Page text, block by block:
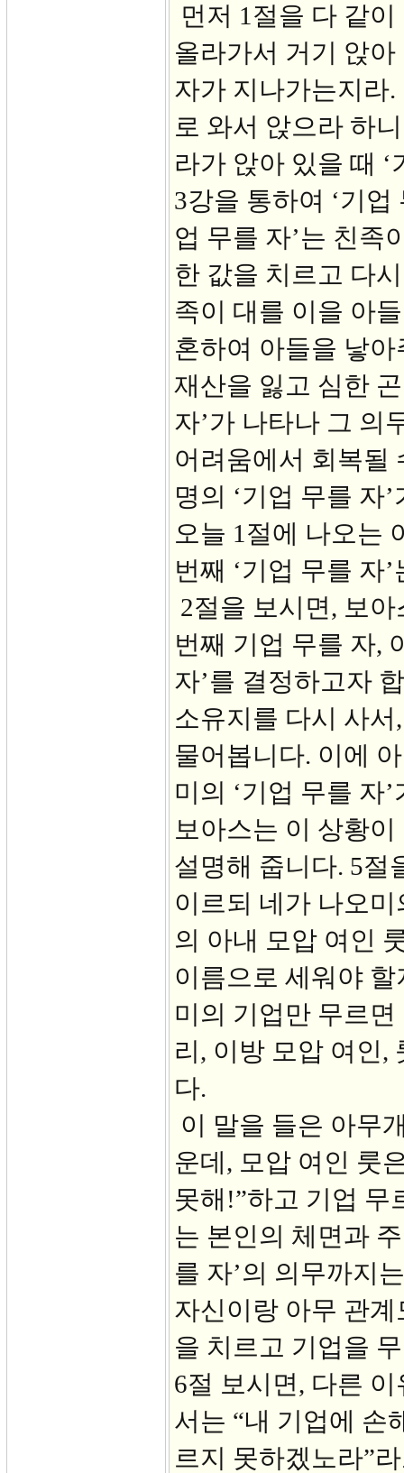
먼저 1절을 다 같
올라가서 거기 앉
자가 지나가는지라
로 와서 앉으라 하
라가 앉아 있을 때
3강을 통하여 ‘기업
업 무를 자’는 친족
한 값을 치르고 다
족이 대를 이을 아
혼하여 아들을 낳
재산을 잃고 심한
자’가 나타나 그 의
어려움에서 회복될
명의 ‘기업 무를 자
오늘 1절에 나오는
번째 ‘기업 무를 자
2절을 보시면, 보
번째 기업 무를 자,
자’를 결정하고자
소유지를 다시 사
물어봅니다. 이에
미의 ‘기업 무를 자
보아스는 이 상황
설명해 줍니다. 5절
이르되 네가 나오
의 아내 모압 여인
이름으로 세워야
미의 기업만 무르
리, 이방 모압 여인,
다.
이 말을 들은 아무
운데, 모압 여인 룻
못해!”하고 기업 무
는 본인의 체면과
를 자’의 의무까지
자신이랑 아무 관
을 치르고 기업을
6절 보시면, 다른
서는 “내 기업에 손
르지 못하겠노라”